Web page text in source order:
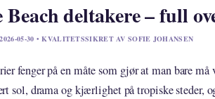
Beach deltakere – full
05-30 • KVALITETSSIKRET AV SOFIE JOHANSEN
fenger på en måte som gjør at man bare
sol, drama og kjærlighet på tropiske steder,